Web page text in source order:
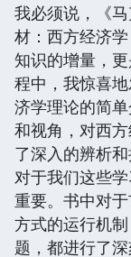
我必须说，《
材：西方经济
知识的增量，
程中，我惊喜
济学理论的简
和视角，对西
了深入的辨析和
对于我们这些
重要。书中对
方式的运行机
题，都进行了